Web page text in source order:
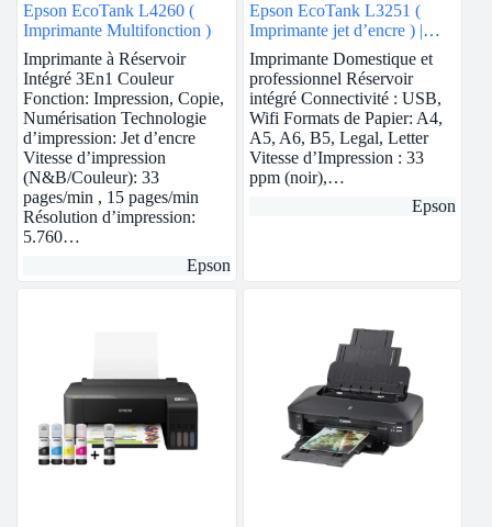
Epson EcoTank L4260 (
Imprimante Multifonction )
Imprimante à Réservoir
Intégré 3En1 Couleur
Fonction: Impression, Copie,
Numérisation Technologie
d’impression: Jet d’encre
Vitesse d’impression
(N&B/Couleur): 33
pages/min , 15 pages/min
Résolution d’impression:
5.760…
Epson
Epson EcoTank L3251 (
Imprimante jet d’encre ) |
Wifi
Imprimante Domestique et
professionnel Réservoir
intégré Connectivité : USB,
Wifi Formats de Papier: A4,
A5, A6, B5, Legal, Letter
Vitesse d’Impression : 33
ppm (noir),…
Epson